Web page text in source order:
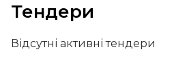
Тендери
Відсутні активні тендери